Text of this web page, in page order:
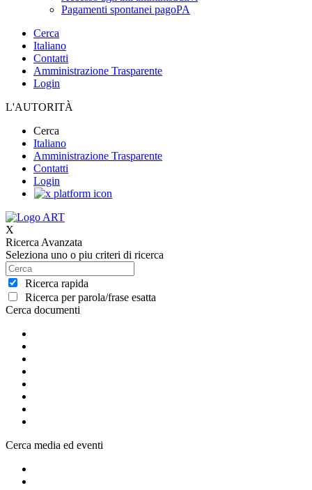
Pagamenti spontanei pagoPA
Cerca
Italiano
Contatti
Amministrazione Trasparente
Login
L'AUTORITÀ
Cerca
Italiano
Amministrazione Trasparente
Contatti
Login
X
Ricerca Avanzata
Seleziona uno o piu criteri di ricerca
Ricerca rapida
Ricerca per parola/frase esatta
Cerca documenti
Cerca media ed eventi